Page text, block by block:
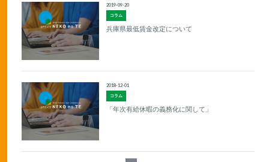
コラム
2019-09-20
兵庫県最低賃金改定について
コラム
2018-12-01
「年次有給休暇の義務化に関して」